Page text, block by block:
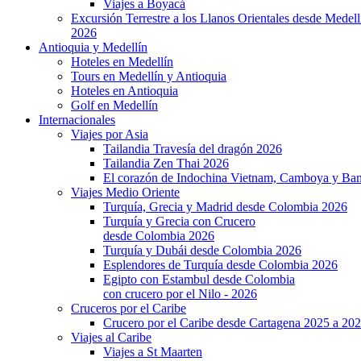
Viajes a Boyacá
Excursión Terrestre a los Llanos Orientales desde
2026
Antioquia y Medellín
Hoteles en Medellín
Tours en Medellín y Antioquia
Hoteles en Antioquia
Golf en Medellín
Internacionales
Viajes por Asia
Tailandia Travesía del dragón 2026
Tailandia Zen Thai 2026
El corazón de Indochina Vietnam, Camboya y
Viajes Medio Oriente
Turquía, Grecia y Madrid desde Colombia 2026
Turquía y Grecia con Crucero
desde Colombia 2026
Turquía y Dubái desde Colombia 2026
Esplendores de Turquía desde Colombia 2026
Egipto con Estambul desde Colombia
con crucero por el Nilo - 2026
Cruceros por el Caribe
Crucero por el Caribe desde Cartagena 2025 a
Viajes al Caribe
Viajes a St Maarten